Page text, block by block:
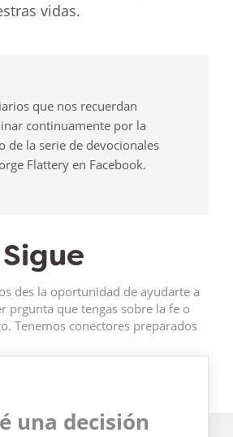
vidas.
que nos recuerdan
continuamente por la
de la serie de devocionales
Flattery en Facebook.
des la oportunidad de ayudarte a
prgunta que tengas sobre la fe o
Tenemos conectores preparados
una decisión